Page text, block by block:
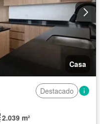
Casa
Destacado
2.039 m²